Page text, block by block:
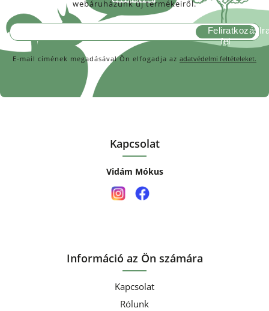
Kapcsolat
Vidám Mókus
Információ az Ön számára
Kapcsolat
Rólunk
webáruházunk új termékeiről.
E-mail címének megadásával Ön elfogadja az adatvédelmi feltételeket.
Feliratkozás